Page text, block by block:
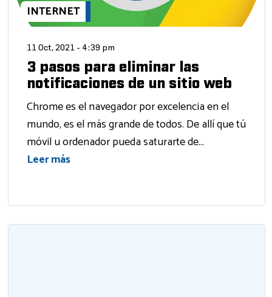
INTERNET
11 Oct, 2021 - 4:39 pm
3 pasos para eliminar las
notificaciones de un sitio web
Chrome es el navegador por excelencia en el
mundo, es el más grande de todos. De allí que tú
móvil u ordenador pueda saturarte de...
Leer más